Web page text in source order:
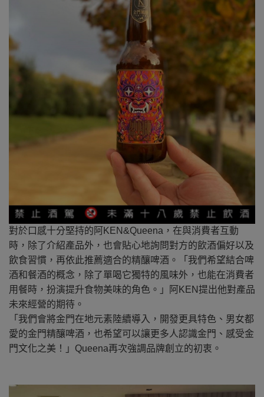
對於口感十分堅持的阿KEN&Queena，在與消費者互動
時，除了介紹產品外，也會貼心地詢問對方的飲酒偏好以及
飲食習慣，再依此推薦適合的精釀啤酒。「我們希望結合啤
酒和餐酒的概念，除了單喝它獨特的風味外，也能在消費者
用餐時，扮演提升食物美味的角色。」阿KEN提出他對產品
未來經營的期待。
「我們會將金門在地元素陸續導入，開發更具特色、男女都
愛的金門精釀啤酒，也希望可以讓更多人認識金門、感受金
門文化之美！」Queena再次強調品牌創立的初衷。